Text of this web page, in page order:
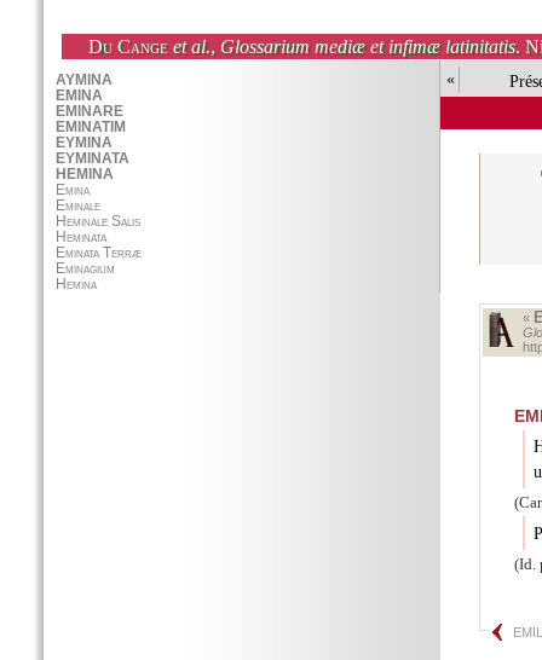
Du Cange et al., Glossarium mediæ et infimæ latinitatis.
«
«
(Id.